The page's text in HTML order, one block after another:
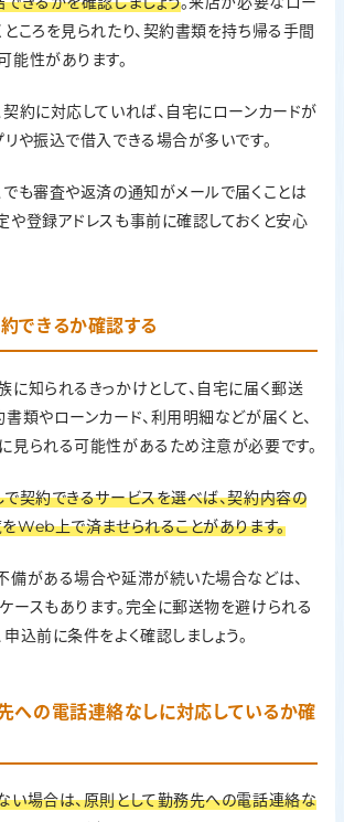
ところを見られたり、契約書類を持ち帰る手間
能性があります。
契約に対応していれば、自宅にローンカードが
リや振込で借入できる場合が多いです。
でも審査や返済の通知がメールで届くことは
や登録アドレスも事前に確認しておくと安心
できるか確認する
に知られるきっかけとして、自宅に届く郵送
書類やローンカード、利用明細などが届くと、
見られる可能性があるため注意が必要です。
契約できるサービスを選べば、契約内容の
Web上で済ませられることがあります。
備がある場合や延滞が続いた場合などは、
ースもあります。完全に郵送物を避けられる
申込前に条件をよく確認しましょう。
への電話連絡なしに対応しているか確
い場合は、原則として勤務先への電話連絡な